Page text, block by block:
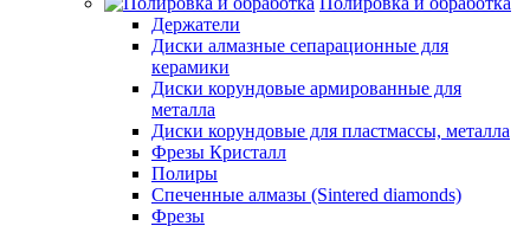
Держатели
Диски алмазные сепарационные для
керамики
Диски корундовые армированные для
металла
Диски корундовые для пластмассы, металла
Фрезы Кристалл
Полиры
Спеченные алмазы (Sintered diamonds)
Фрезы